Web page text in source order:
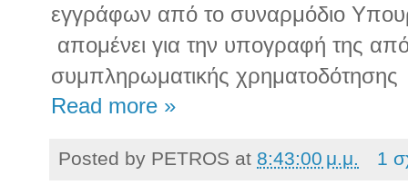
εγγράφων από το συναρμόδιο
απομένει για την υπογραφή της
συμπληρωματικής χρηματοδότησης
Read more »
Posted by PETROS at 8:43:00 μ.μ. 1